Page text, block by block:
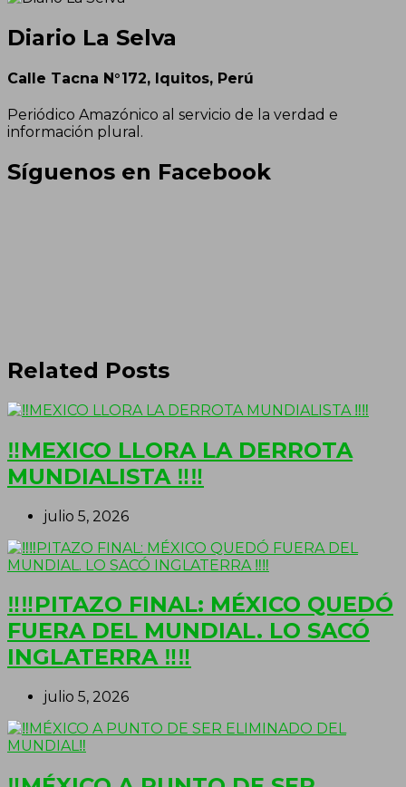
Diario La Selva
Calle Tacna N°172, Iquitos, Perú
Periódico Amazónico al servicio de la verdad e
información plural.
Síguenos en Facebook
Related Posts
‼MEXICO LLORA LA DERROTA
MUNDIALISTA ‼‼
julio 5, 2026
‼‼PITAZO FINAL: MÉXICO QUEDÓ
FUERA DEL MUNDIAL. LO SACÓ
INGLATERRA ‼‼
julio 5, 2026